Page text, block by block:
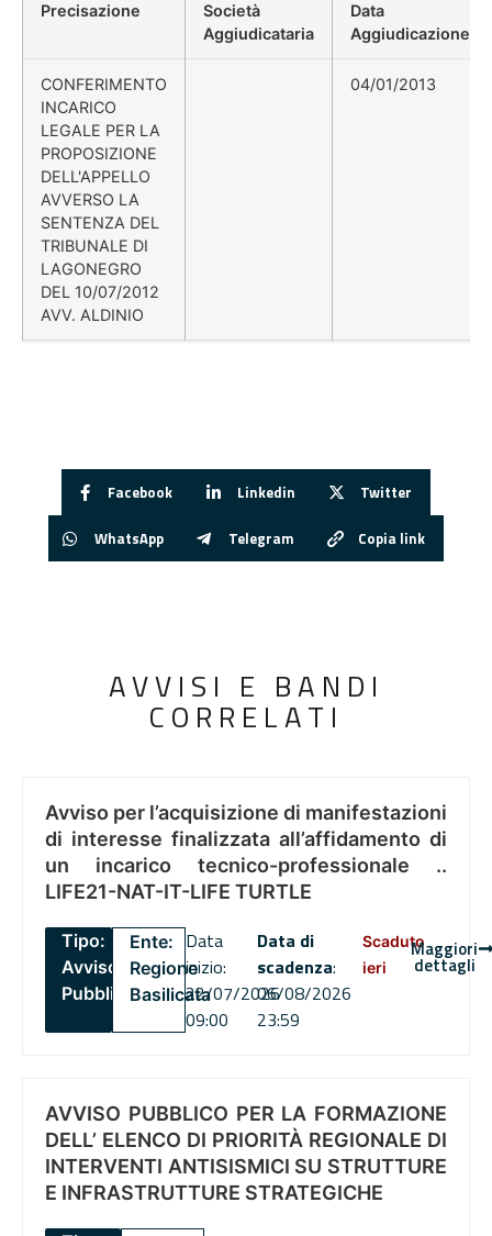
Precisazione
Società
Aggiudicataria
Data
Aggiudicazione
CONFERIMENTO
INCARICO
LEGALE PER LA
PROPOSIZIONE
DELL'APPELLO
AVVERSO LA
SENTENZA DEL
TRIBUNALE DI
LAGONEGRO
DEL 10/07/2012
AVV. ALDINIO
04/01/2013
Facebook Linkedin Twitter
WhatsApp Telegram Copia link
AVVISI E BANDI
CORRELATI
Avviso per l’acquisizione di manifestazioni
di interesse finalizzata all’affidamento di
un incarico tecnico-professionale ..
LIFE21-NAT-IT-LIFE TURTLE
Tipo:
Avviso
Pubblico
Ente:
Regione
Basilicata
Data
inizio:
22/07/2026
09:00
Data di
scadenza:
06/08/2026
23:59
Scaduto
ieri
Maggiori
dettagli
AVVISO PUBBLICO PER LA FORMAZIONE
DELL’ ELENCO DI PRIORITÀ REGIONALE DI
INTERVENTI ANTISISMICI SU STRUTTURE
E INFRASTRUTTURE STRATEGICHE